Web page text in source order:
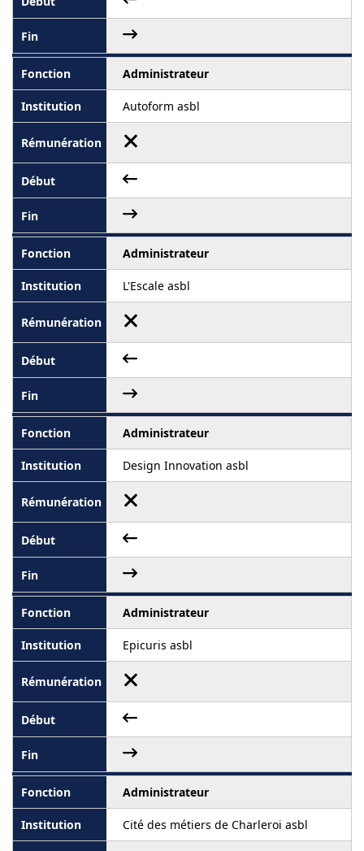
Administrateur
Autoform asbl
Administrateur
L'Escale asbl
Administrateur
Design Innovation asbl
Administrateur
Epicuris asbl
Administrateur
Cité des métiers de Charleroi asbl